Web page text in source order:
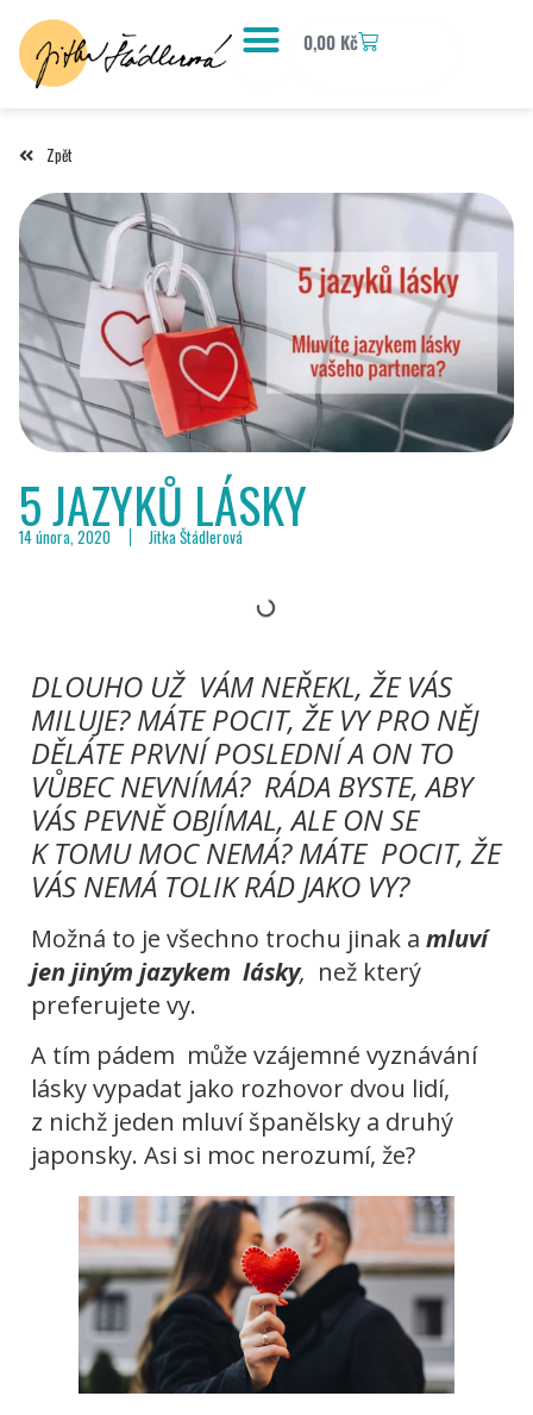
0,00 Kč
Zpět
5 JAZYKŮ LÁSKY
14 února, 2020 Jitka Štádlerová
DLOUHO UŽ VÁM NEŘEKL, ŽE VÁS
MILUJE? MÁTE POCIT, ŽE VY PRO NĚJ
DĚLÁTE PRVNÍ POSLEDNÍ A ON TO
VŮBEC NEVNÍMÁ? RÁDA BYSTE, ABY
VÁS PEVNĚ OBJÍMAL, ALE ON SE
K TOMU MOC NEMÁ? MÁTE POCIT, ŽE
VÁS NEMÁ TOLIK RÁD JAKO VY?
Možná to je všechno trochu jinak a mluví
jen jiným jazykem lásky, než který
preferujete vy.
A tím pádem může vzájemné vyznávání
lásky vypadat jako rozhovor dvou lidí,
z nichž jeden mluví španělsky a druhý
japonsky. Asi si moc nerozumí, že?